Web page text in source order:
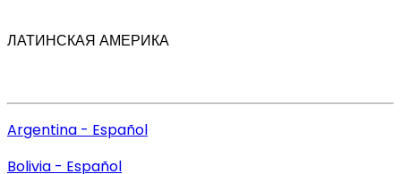
ЛАТИНСКАЯ АМЕРИКА
Argentina - Español
Bolivia - Español